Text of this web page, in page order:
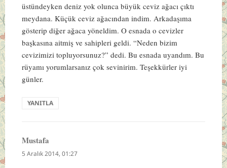
üstündeyken deniz yok olunca büyük ceviz ağacı çıktı
meydana. Küçük ceviz ağacından indim. Arkadaşıma
gösterip diğer ağaca yöneldim. O esnada o cevizler
başkasına aitmiş ve sahipleri geldi. “Neden bizim
cevizimizi topluyorsunuz?” dedi. Bu esnada uyandım. Bu
rüyamı yorumlarsanız çok sevinirim. Teşekkürler iyi
günler.
YANITLA
Mustafa
ki:
5 Aralık 2014, 01:27